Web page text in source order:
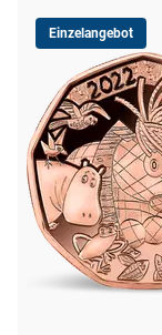
Einzelangebot